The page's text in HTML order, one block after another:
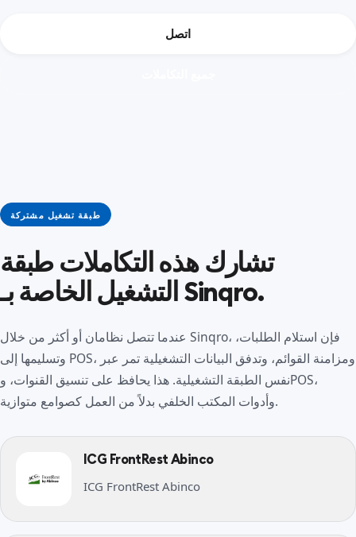
اتصل
طبقة تشغيل مشتركة
تشارك هذه التكاملات طبقة
التشغيل الخاصة بـ Sinqro.
عندما تتصل نظامان أو أكثر من خلال Sinqro، فإن استلام الطلبات،
وتسليمها إلى POS، ومزامنة القوائم، وتدفق البيانات التشغيلية تمر عبر
نفس الطبقة التشغيلية. هذا يحافظ على تنسيق القنوات، وPOS،
وأدوات المكتب الخلفي بدلاً من العمل كصوامع متوازية.
ICG FrontRest Abinco
ICG FrontRest Abinco